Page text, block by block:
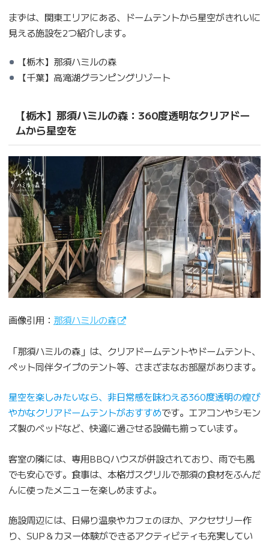
まずは、関東エリアにある、ドームテントから星空がきれいに
見える施設を2つ紹介します。
【栃木】那須ハミルの森
【千葉】高滝湖グランピングリゾート
【栃木】那須ハミルの森：360度透明なクリアドー
ムから星空を
画像引用： 那須ハミルの森
「那須ハミルの森」は、クリアドームテントやドームテント、
ペット同伴タイプのテント等、さまざまなお部屋があります。
星空を楽しみたいなら、非日常感を味わえる360度透明の煌び
やかなクリアドームテントがおすすめです。エアコンやシモン
ズ製のベッドなど、快適に過ごせる設備も揃っています。
客室の隣には、専用BBQハウスが併設されており、雨でも風
でも安心です。食事は、本格ガスグリルで那須の食材をふんだ
んに使ったメニューを楽しめますよ。
施設周辺には、日帰り温泉やカフェのほか、アクセサリー作
り、SUP＆カヌー体験ができるアクティビティも充実してい